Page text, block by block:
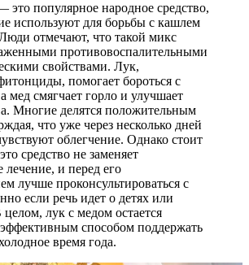
популярное народное средство,
используют для борьбы с кашлем
отмечают, что такой микс
противовоспалительными
свойствами. Лук,
помогает бороться с
мед смягчает горло и улучшает
Многие делятся положительным
что уже через несколько дней
облегчение. Однако стоит
средство не заменяет
лечение, и перед его
лучше проконсультироваться с
если речь идет о детях или
целом, лук с медом остается
способом поддержать
время года.